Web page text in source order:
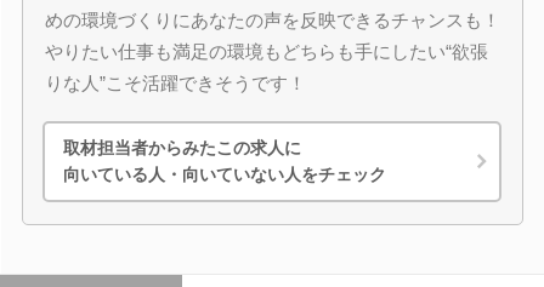
めの環境づくりにあなたの声を反映できるチャンスも！
やりたい仕事も満足の環境もどちらも手にしたい“欲張
りな人”こそ活躍できそうです！
取材担当者からみたこの求人に
向いている人・向いていない人をチェック